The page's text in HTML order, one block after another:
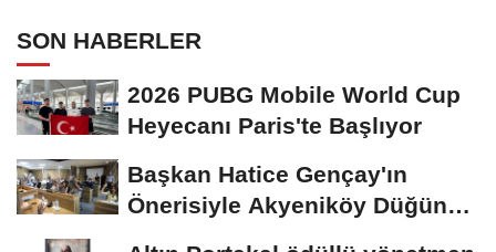
SON HABERLER
2026 PUBG Mobile World Cup
Heyecanı Paris'te Başlıyor
Başkan Hatice Gençay'ın
Önerisiyle Akyeniköy Düğün